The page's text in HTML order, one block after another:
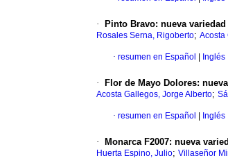
· Pinto Bravo: nueva
Rosales Serna, Rigoberto; Acosta
· resumen en Español Inglés
· Flor de Mayo Dolores:
Acosta Gallegos, Jorge Alberto;
· resumen en Español Inglés
· Monarca F2007: nueva
Huerta Espino, Julio; Villaseñor